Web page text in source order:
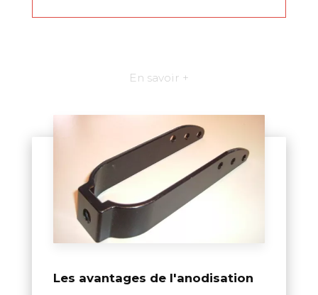
En savoir +
Les avantages de l'anodisation